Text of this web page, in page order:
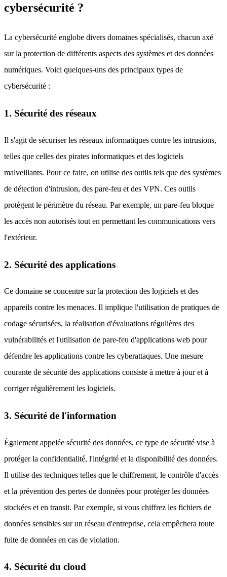
cybersécurité ?
La cybersécurité englobe divers domaines spécialisés, chacun axé
sur la protection de différents aspects des systèmes et des données
numériques. Voici quelques-uns des principaux types de
cybersécurité :
1. Sécurité des réseaux
Il s'agit de sécuriser les réseaux informatiques contre les intrusions,
telles que celles des pirates informatiques et des logiciels
malveillants. Pour ce faire, on utilise des outils tels que des systèmes
de détection d'intrusion, des pare-feu et des VPN. Ces outils
protègent le périmètre du réseau. Par exemple, un pare-feu bloque
les accès non autorisés tout en permettant les communications vers
l'extérieur.
2. Sécurité des applications
Ce domaine se concentre sur la protection des logiciels et des
appareils contre les menaces. Il implique l'utilisation de pratiques de
codage sécurisées, la réalisation d'évaluations régulières des
vulnérabilités et l'utilisation de pare-feu d'applications web pour
défendre les applications contre les cyberattaques. Une mesure
courante de sécurité des applications consiste à mettre à jour et à
corriger régulièrement les logiciels.
3. Sécurité de l'information
Également appelée sécurité des données, ce type de sécurité vise à
protéger la confidentialité, l'intégrité et la disponibilité des données.
Il utilise des techniques telles que le chiffrement, le contrôle d'accès
et la prévention des pertes de données pour protéger les données
stockées et en transit. Par exemple, si vous chiffrez les fichiers de
données sensibles sur un réseau d'entreprise, cela empêchera toute
fuite de données en cas de violation.
4. Sécurité du cloud